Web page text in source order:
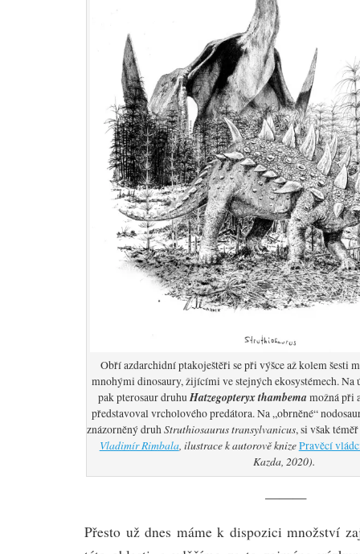
Obří azdarchidní ptakoještěři se při výšce až kolem šesti
mnohými dinosaury, žijícími ve stejných ekosystémech. Na
pak pterosaur druhuHatzegopteryx thambema možná při
představoval vrcholového predátora. Na „obrněné“
znázorněný druhStruthiosaurus transylvanicus, si však
Vladimír Rimbala, ilustrace k autorově knizePravěcí
Kazda, 2020).
———
Přesto už dnes máme k dispozici množství